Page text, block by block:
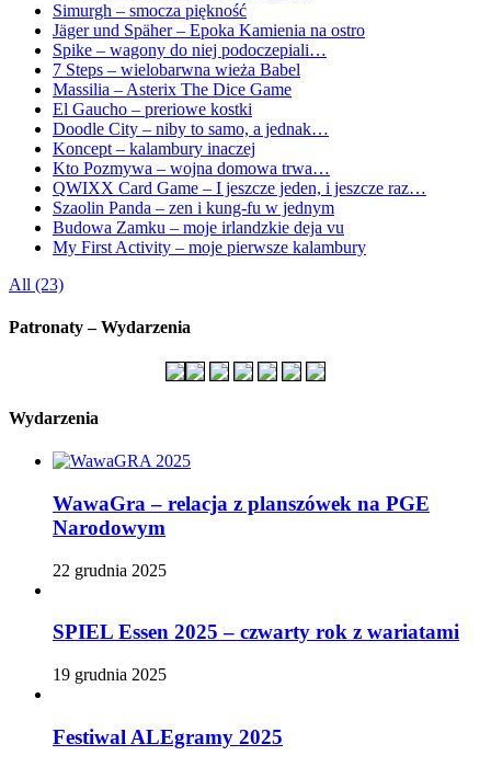
Simurgh – smocza piękność
Jäger und Späher – Epoka Kamienia na ostro
Spike – wagony do niej podoczepiali…
7 Steps – wielobarwna wieża Babel
Massilia – Asterix The Dice Game
El Gaucho – preriowe kostki
Doodle City – niby to samo, a jednak…
Koncept – kalambury inaczej
Kto Pozmywa – wojna domowa trwa…
QWIXX Card Game – I jeszcze jeden, i jeszcze raz…
Szaolin Panda – zen i kung-fu w jednym
Budowa Zamku – moje irlandzkie deja vu
My First Activity – moje pierwsze kalambury
All (23)
Patronaty – Wydarzenia
Wydarzenia
WawaGra – relacja z planszówek na PGE
Narodowym
22 grudnia 2025
SPIEL Essen 2025 – czwarty rok z wariatami
19 grudnia 2025
Festiwal ALEgramy 2025